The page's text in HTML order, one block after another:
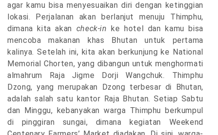
agar kamu bisa menyesuaikan diri dengan ketinggian
lokasi. Perjalanan akan berlanjut menuju Thimphu,
dimana kita akan check-in ke hotel dan kamu bisa
mencoba makanan khas Bhutan untuk pertama
kalinya. Setelah ini, kita akan berkunjung ke National
Memorial Chorten, yang dibangun untuk menghormati
almahrum Raja Jigme Dorji Wangchuk. Thimphu
Dzong, yang merupakan Dzong terbesar di Bhutan,
adalah salah satu kantor Raja Bhutan. Setiap Sabtu
dan Minggu, kebanyakan warga Thimphu berkumpul
di pinggiran sungai, dimana kegiatan Weekend